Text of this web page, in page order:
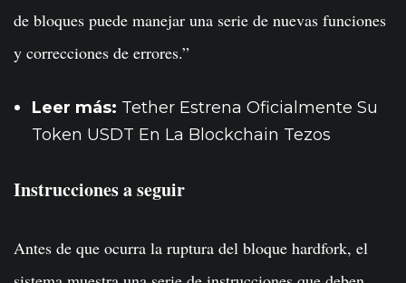
de bloques puede manejar una serie de nuevas funciones
y correcciones de errores.”
Leer más: Tether Estrena Oficialmente Su
Token USDT En La Blockchain Tezos
Instrucciones a seguir
Antes de que ocurra la ruptura del bloque hardfork, el